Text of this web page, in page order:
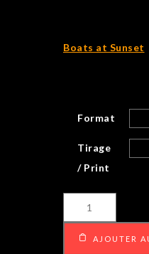
Boats at Sunset
Format
Tirage
/ Print
Floating
AJOUTER